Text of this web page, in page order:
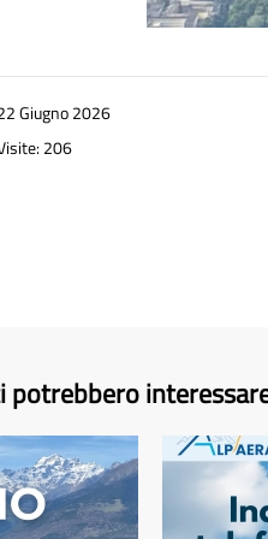
Giugno 2026
206